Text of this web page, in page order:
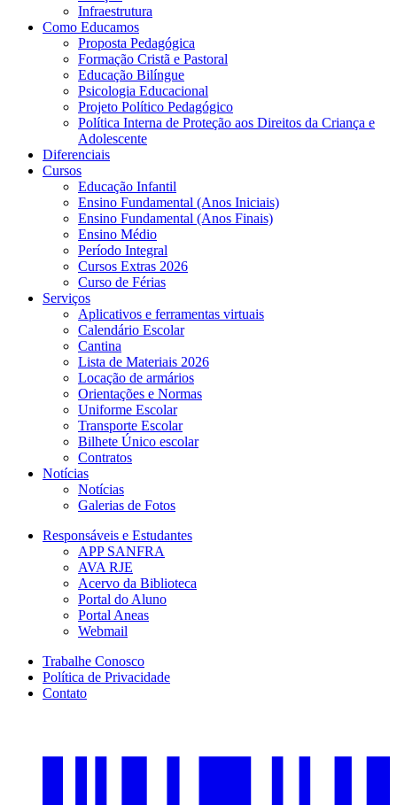
Infraestrutura
Como Educamos
Proposta Pedagógica
Formação Cristã e Pastoral
Educação Bilíngue
Psicologia Educacional
Projeto Político Pedagógico
Política Interna de Proteção aos Direitos da Criança e
Adolescente
Diferenciais
Cursos
Educação Infantil
Ensino Fundamental (Anos Iniciais)
Ensino Fundamental (Anos Finais)
Ensino Médio
Período Integral
Cursos Extras 2026
Curso de Férias
Serviços
Aplicativos e ferramentas virtuais
Calendário Escolar
Cantina
Lista de Materiais 2026
Locação de armários
Orientações e Normas
Uniforme Escolar
Transporte Escolar
Bilhete Único escolar
Contratos
Notícias
Notícias
Galerias de Fotos
Responsáveis e Estudantes
APP SANFRA
AVA RJE
Acervo da Biblioteca
Portal do Aluno
Portal Aneas
Webmail
Trabalhe Conosco
Política de Privacidade
Contato